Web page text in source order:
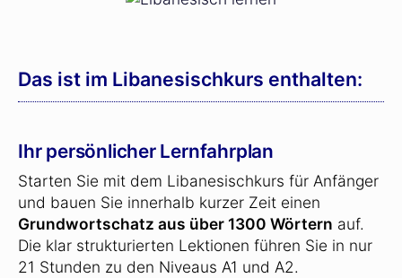
Das ist im Libanesischkurs enthalten:
Ihr persönlicher Lernfahrplan
Starten Sie mit dem Libanesischkurs für Anfänger
und bauen Sie innerhalb kurzer Zeit einen
Grundwortschatz aus über 1300 Wörtern auf.
Die klar strukturierten Lektionen führen Sie in nur
21 Stunden zu den Niveaus A1 und A2.